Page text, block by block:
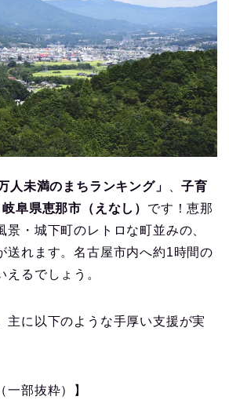
人未満のまちランキング」 、子育
岐阜県恵那市（えなし） です！恵那
景・城下町のレトロな町並みの、
送れます。名古屋市内へ約1時間の
えるでしょう。
主に以下のような手厚い支援が実
一部抜粋）】